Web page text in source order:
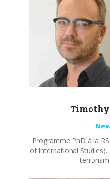
Timothy
Programme PhD à la
of International